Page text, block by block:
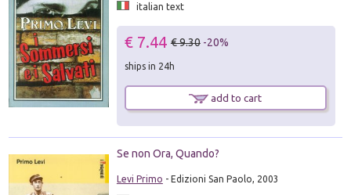
italian text
€ 7.44 € 9.30 -20%
ships in 24h
add to cart
Se non Ora, Quando?
Levi Primo - Edizioni San Paolo, 2003